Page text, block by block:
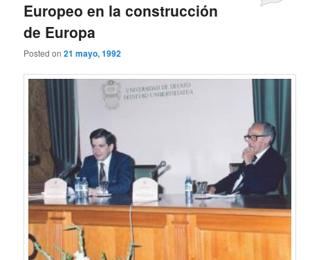
Europeo en la construcción
de Europa
Posted on21 mayo, 1992